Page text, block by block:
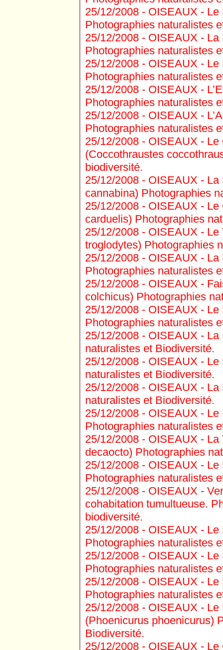
25/12/2008 - OISEAUX - Le
Photographies naturalistes
25/12/2008 - OISEAUX - La
Photographies naturalistes
25/12/2008 - OISEAUX - Le
Photographies naturalistes
25/12/2008 - OISEAUX -
Photographies naturalistes
25/12/2008 - OISEAUX -
Photographies naturalistes
25/12/2008 - OISEAUX - Le
(Coccothraustes
biodiversité.
25/12/2008 - OISEAUX - La
cannabina) Photographies
25/12/2008 - OISEAUX - Le
carduelis) Photographies
25/12/2008 - OISEAUX - Le
troglodytes) Photographies
25/12/2008 - OISEAUX - La
Photographies naturalistes
25/12/2008 - OISEAUX -
colchicus) Photographies
25/12/2008 - OISEAUX - Le
Photographies naturalistes
25/12/2008 - OISEAUX - La
naturalistes et Biodiversité.
25/12/2008 - OISEAUX - Le
naturalistes et Biodiversité.
25/12/2008 - OISEAUX - La
naturalistes et Biodiversité.
25/12/2008 - OISEAUX - Le
Photographies naturalistes
25/12/2008 - OISEAUX - La
decaocto) Photographies
25/12/2008 - OISEAUX - Le
Photographies naturalistes
25/12/2008 - OISEAUX -
cohabitation tumultueuse.
biodiversité.
25/12/2008 - OISEAUX - Le
Photographies naturalistes
25/12/2008 - OISEAUX - Le
Photographies naturalistes
25/12/2008 - OISEAUX - Le
Photographies naturalistes
25/12/2008 - OISEAUX - Le
(Phoenicurus phoenicurus)
Biodiversité.
25/12/2008 - OISEAUX - Le